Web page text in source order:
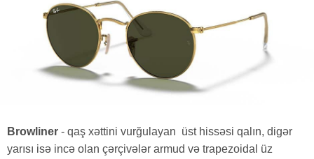
Browliner - qaş xəttini vurğulayan üst hissəsi qalın, digər
yarısı isə incə olan çərçivələr armud və trapezoidal üz